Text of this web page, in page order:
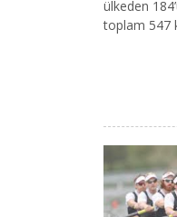
ülkeden
toplam 547